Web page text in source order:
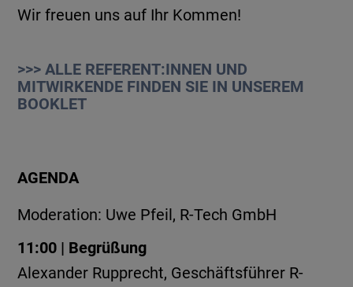
Wir freuen uns auf Ihr Kommen!
>>> ALLE REFERENT:INNEN UND
MITWIRKENDE FINDEN SIE IN UNSEREM
BOOKLET
AGENDA
Moderation: Uwe Pfeil, R-Tech GmbH
11:00 | Begrüßung
Alexander Rupprecht, Geschäftsführer R-